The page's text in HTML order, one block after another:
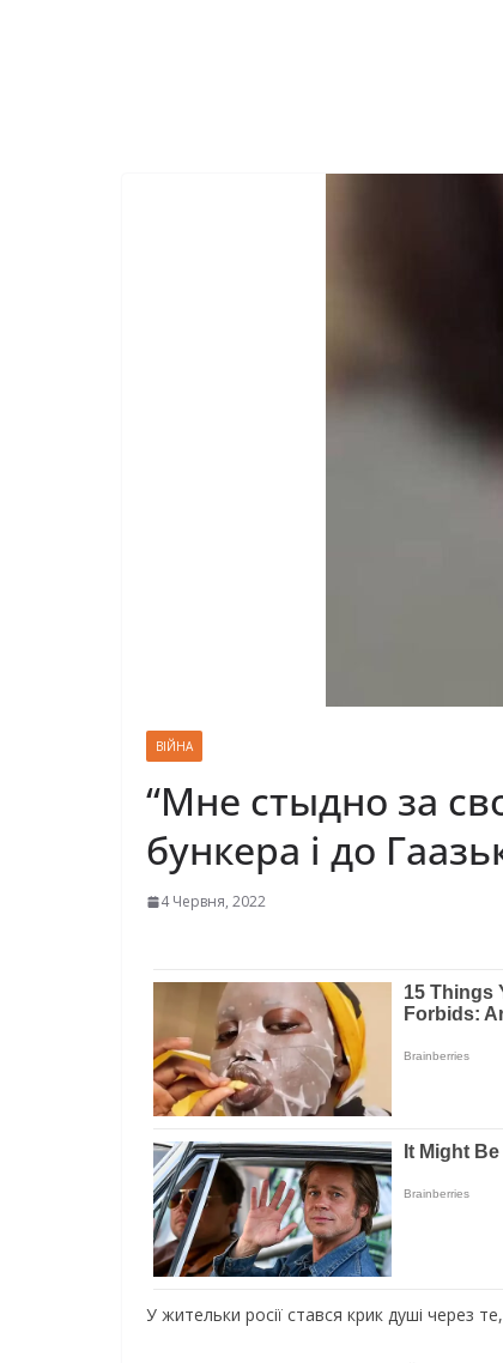
ВІЙНА
“Мне стыдно за
бункера і до
4 Червня, 2022
У жительки росії стався крик душі через